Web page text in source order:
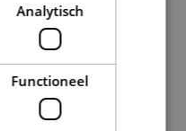
of ben je van plan
met koeltechniek,
je de stap direct in het
training.
eisen voldoen,
Analytisch
Functioneel